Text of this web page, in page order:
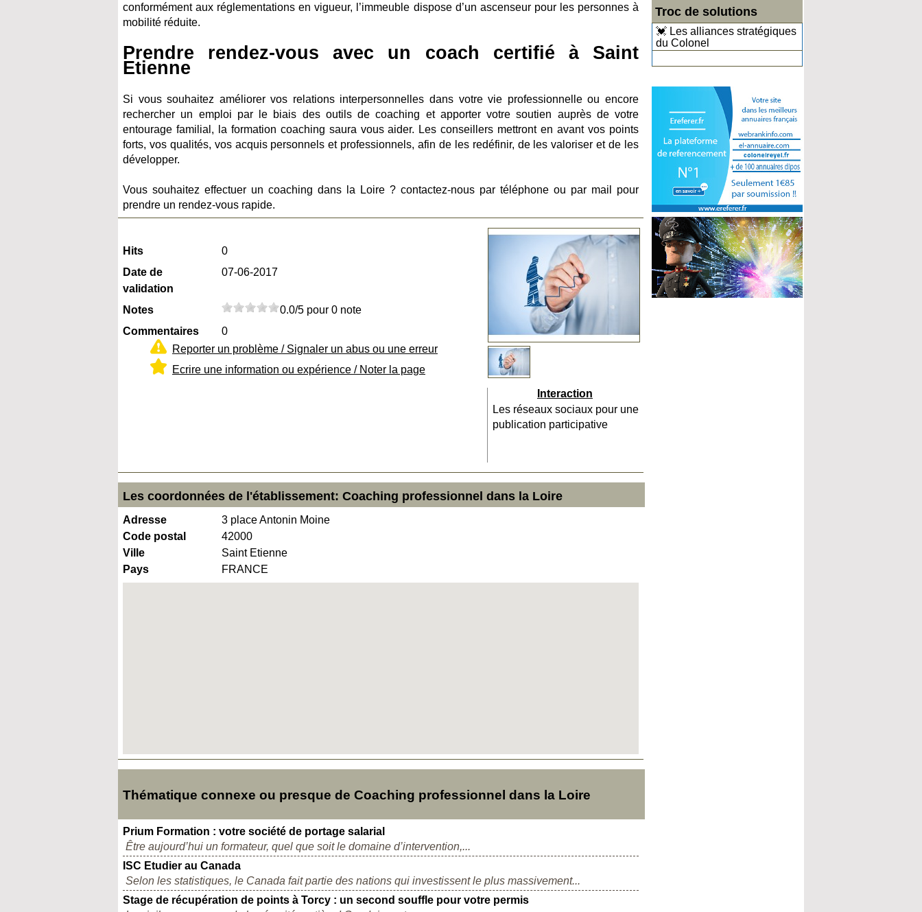
Troc de solutions
💓 Les alliances stratégiques
du Colonel
conformément aux réglementations en vigueur, l’immeuble dispose d’un ascenseur pour les personnes à
mobilité réduite.
Prendre rendez-vous avec un coach certifié à Saint
Etienne
Si vous souhaitez améliorer vos relations interpersonnelles dans votre vie professionnelle ou encore
rechercher un emploi par le biais des outils de coaching et apporter votre soutien auprès de votre
entourage familial, la formation coaching saura vous aider. Les conseillers mettront en avant vos points
forts, vos qualités, vos acquis personnels et professionnels, afin de les redéfinir, de les valoriser et de les
développer.
Vous souhaitez effectuer un coaching dans la Loire ? contactez-nous par téléphone ou par mail pour
prendre un rendez-vous rapide.
Hits
0
Date de
validation
07-06-2017
Notes
0.0/5 pour 0 note
Commentaires
0
Reporter un problème / Signaler un abus ou une erreur
Ecrire une information ou expérience / Noter la page
Interaction
Les réseaux sociaux pour une
publication participative
Les coordonnées de l'établissement: Coaching professionnel dans la Loire
Adresse
3 place Antonin Moine
Code postal
42000
Ville
Saint Etienne
Pays
FRANCE
Thématique connexe ou presque de Coaching professionnel dans la Loire
Prium Formation : votre société de portage salarial
Être aujourd’hui un formateur, quel que soit le domaine d’intervention,...
ISC Etudier au Canada
Selon les statistiques, le Canada fait partie des nations qui investissent le plus massivement...
Stage de récupération de points à Torcy : un second souffle pour votre permis